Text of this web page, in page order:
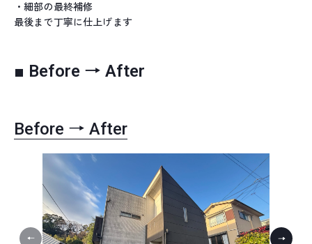
・細部の最終補修
最後まで丁寧に仕上げます
■ Before → After
Before → After